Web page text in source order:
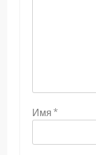
Имя *